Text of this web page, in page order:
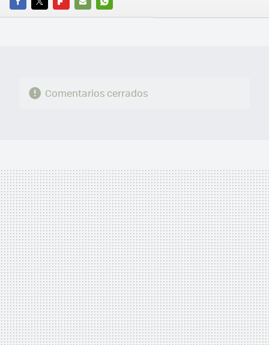
FACEBOOK
TWITTERFLIPBOARD
E-
WHATSAPP
Comentarios cerrados